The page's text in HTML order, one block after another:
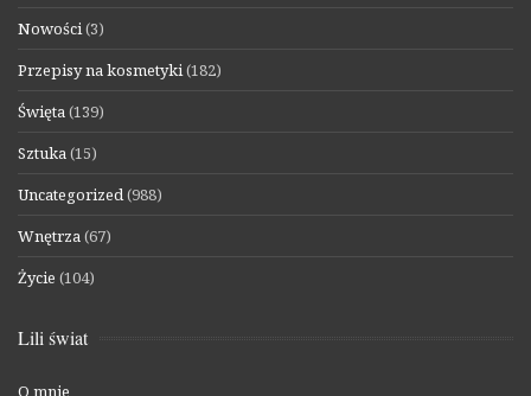
Nowości(3)
Przepisy na kosmetyki(182)
Święta(139)
Sztuka(15)
Uncategorized(988)
Wnętrza(67)
Życie (104)
Lili świat
O mnie